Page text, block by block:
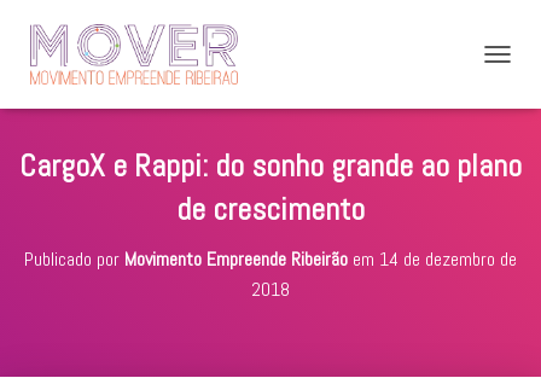
R
N
CargoX e Rappi: do sonho grande ao plano
de crescimento
Publicado por Movimento Empreende Ribeirão em 14 de dezembro de
2018